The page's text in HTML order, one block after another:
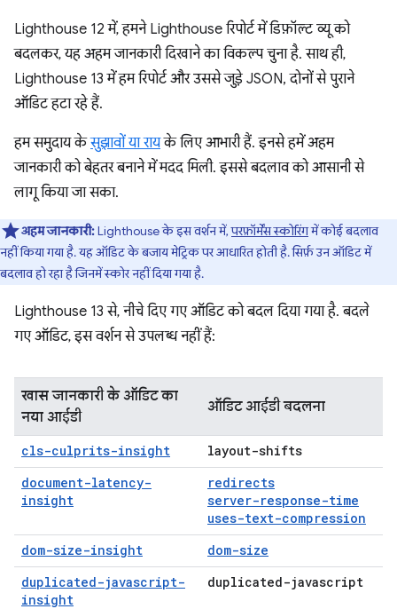
Lighthouse 12 में, हमने Lighthouse रिपोर्ट में डिफ़ॉल्ट व्यू को
बदलकर, यह अहम जानकारी दिखाने का विकल्प चुना है. साथ ही,
Lighthouse 13 में हम रिपोर्ट और उससे जुड़े JSON, दोनों से पुराने
ऑडिट हटा रहे हैं.
हम समुदाय केसुझावों या रायके लिए आभारी हैं. इनसे हमें अहम
जानकारी को बेहतर बनाने में मदद मिली. इससे बदलाव को आसानी से
लागू किया जा सका.
अहम जानकारी:Lighthouse के इस वर्शन में,परफ़ॉर्मेंस स्कोरिंगमें कोई बदलाव
नहीं किया गया है. यह ऑडिट के बजाय मेट्रिक पर आधारित होती है. सिर्फ़ उन ऑडिट में
बदलाव हो रहा है जिनमें स्कोर नहीं दिया गया है.
Lighthouse 13 से, नीचे दिए गए ऑडिट को बदल दिया गया है. बदले
गए ऑडिट, इस वर्शन से उपलब्ध नहीं हैं:
खास जानकारी के ऑडिट का
नया आईडी
ऑडिट आईडी बदलना
cls-culprits-insight
layout-shifts
document-latency-
insight
redirects
server-response-time
uses-text-compression
dom-size-insight
dom-size
duplicated-javascript-
insight
duplicated-javascript